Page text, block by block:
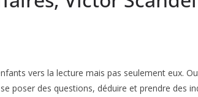
vers la lecture mais pas seulement eux.
poser des questions, déduire et prendre des